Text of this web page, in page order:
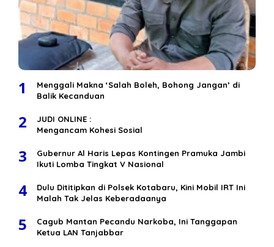
1
Menggali Makna ‘Salah Boleh, Bohong Jangan’ di
Balik Kecanduan
2
JUDI ONLINE :
Mengancam Kohesi Sosial
3
Gubernur Al Haris Lepas Kontingen Pramuka Jambi
Ikuti Lomba Tingkat V Nasional
4
Dulu Dititipkan di Polsek Kotabaru, Kini Mobil IRT Ini
Malah Tak Jelas Keberadaanya
5
Cagub Mantan Pecandu Narkoba, Ini Tanggapan
Ketua LAN Tanjabbar